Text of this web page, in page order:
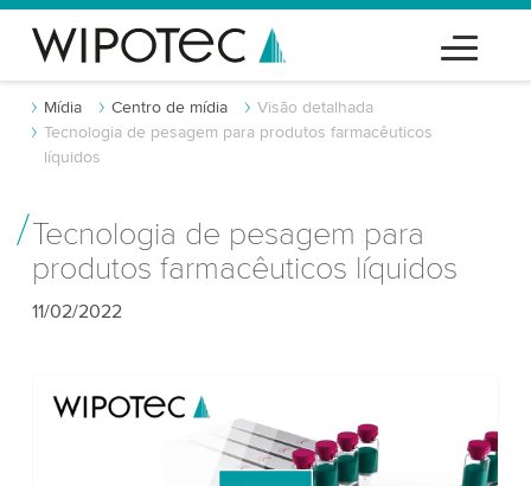
Mídia Centro de mídia
Visão detalhada
Tecnologia de pesagem para produtos farmacêuticos
líquidos
Tecnologia de pesagem para
produtos farmacêuticos líquidos
11/02/2022
Precisamos do seu consentimento para
carregar o serviço de vídeo do YouTube!
Utilizamos um serviço de terceiros para incorporar